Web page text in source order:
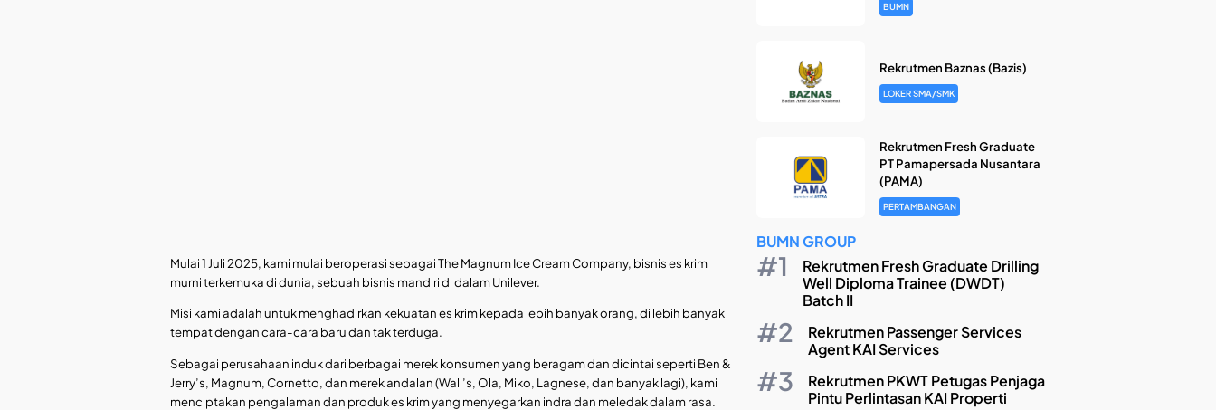
Mulai 1 Juli 2025, kami mulai beroperasi sebagai The Magnum Ice Cream Company, bisnis es krim
murni terkemuka di dunia, sebuah bisnis mandiri di dalam Unilever.
Misi kami adalah untuk menghadirkan kekuatan es krim kepada lebih banyak orang, di lebih banyak
tempat dengan cara-cara baru dan tak terduga.
Sebagai perusahaan induk dari berbagai merek konsumen yang beragam dan dicintai seperti Ben &
Jerry’s, Magnum, Cornetto, dan merek andalan (Wall’s, Ola, Miko, Lagnese, dan banyak lagi), kami
menciptakan pengalaman dan produk es krim yang menyegarkan indra dan meledak dalam rasa.
BUMN
Rekrutmen Baznas (Bazis)
LOKER SMA/SMK
Rekrutmen Fresh Graduate
PT Pamapersada Nusantara
(PAMA)
PERTAMBANGAN
BUMN GROUP
Rekrutmen Fresh Graduate Drilling
Well Diploma Trainee (DWDT)
Batch II
Rekrutmen Passenger Services
Agent KAI Services
Rekrutmen PKWT Petugas Penjaga
Pintu Perlintasan KAI Properti